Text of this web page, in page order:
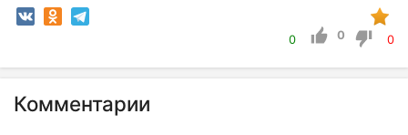
0 0 0
Комментарии